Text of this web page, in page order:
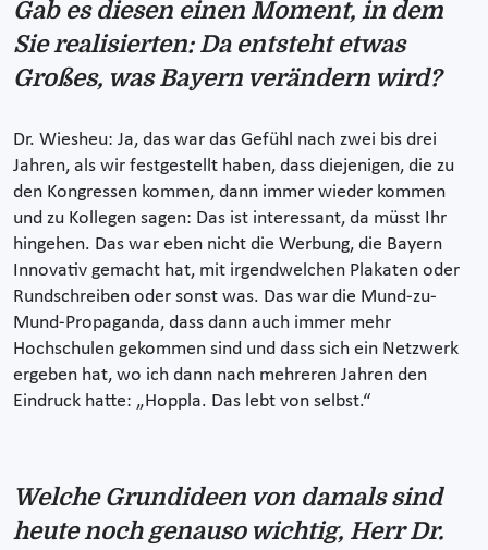
Gab es diesen einen Moment, in dem
Sie realisierten: Da entsteht etwas
Großes, was Bayern verändern wird?
Dr. Wiesheu: Ja, das war das Gefühl nach zwei bis drei
Jahren, als wir festgestellt haben, dass diejenigen, die zu
den Kongressen kommen, dann immer wieder kommen
und zu Kollegen sagen: Das ist interessant, da müsst Ihr
hingehen. Das war eben nicht die Werbung, die Bayern
Innovativ gemacht hat, mit irgendwelchen Plakaten oder
Rundschreiben oder sonst was. Das war die Mund-zu-
Mund-Propaganda, dass dann auch immer mehr
Hochschulen gekommen sind und dass sich ein Netzwerk
ergeben hat, wo ich dann nach mehreren Jahren den
Eindruck hatte: „Hoppla. Das lebt von selbst.“
Welche Grundideen von damals sind
heute noch genauso wichtig, Herr Dr.